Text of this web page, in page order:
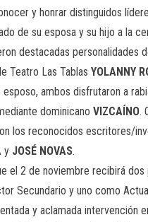
y honrar distinguidos
de su esposa y su hijo a la
destacadas personalidades
Teatro Las Tablas YOLANNY
ambos disfrutaron a
dominicano VIZCAÍNO.
los reconocidos escritores/
y JOSÉ NOVAS.
el 2 de noviembre recibirá dos
Secundario y uno como
y aclamada intervención